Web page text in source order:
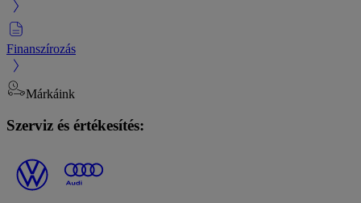
Finanszírozás
Márkáink
Szerviz és értékesítés: